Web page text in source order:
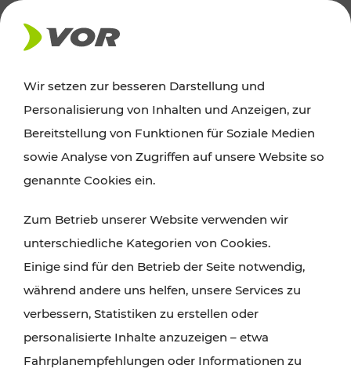
AKTUELLES
Ausflugstipps
Wien, Niederösterreich und das Burgenland
Wanderungen, Kultur und Gastronomie,
Radtouren oder purer Naturgenuss – viele
Attraktionen sind mit den Ticket- und Fahrplan-
Angeboten des VOR gut und schnell erreichbar.
Wir setzen zur besseren Darstellung und
Personalisierung von Inhalten und Anzeigen, zur
Bereitstellung von Funktionen für Soziale Medien
sowie Analyse von Zugriffen auf unsere Website so
genannte Cookies ein.
Zum Betrieb unserer Website verwenden wir
unterschiedliche Kategorien von Cookies.
Einige sind für den Betrieb der Seite notwendig,
während andere uns helfen, unsere Services zu
verbessern, Statistiken zu erstellen oder
personalisierte Inhalte anzuzeigen – etwa
Fahrplanempfehlungen oder Informationen zu